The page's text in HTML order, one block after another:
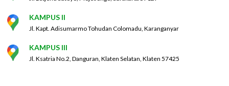
KAMPUS II
Jl. Kapt. Adisumarmo Tohudan Colomadu, Karanganyar
KAMPUS III
Jl. Ksatria No.2, Danguran, Klaten Selatan, Klaten 57425